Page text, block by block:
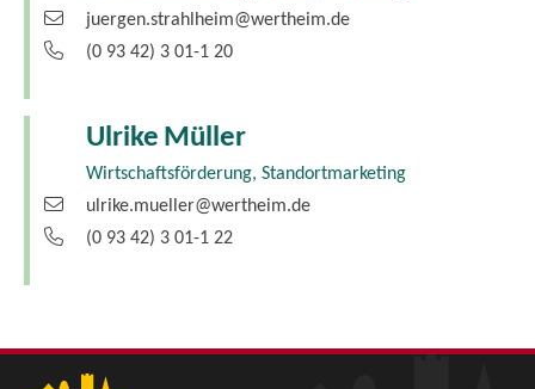
juergen.strahlheim@wertheim.de
(0 93 42) 3 01-1 20
Ulrike Müller
Wirtschaftsförderung, Standortmarketing
ulrike.mueller@wertheim.de
(0 93 42) 3 01-1 22